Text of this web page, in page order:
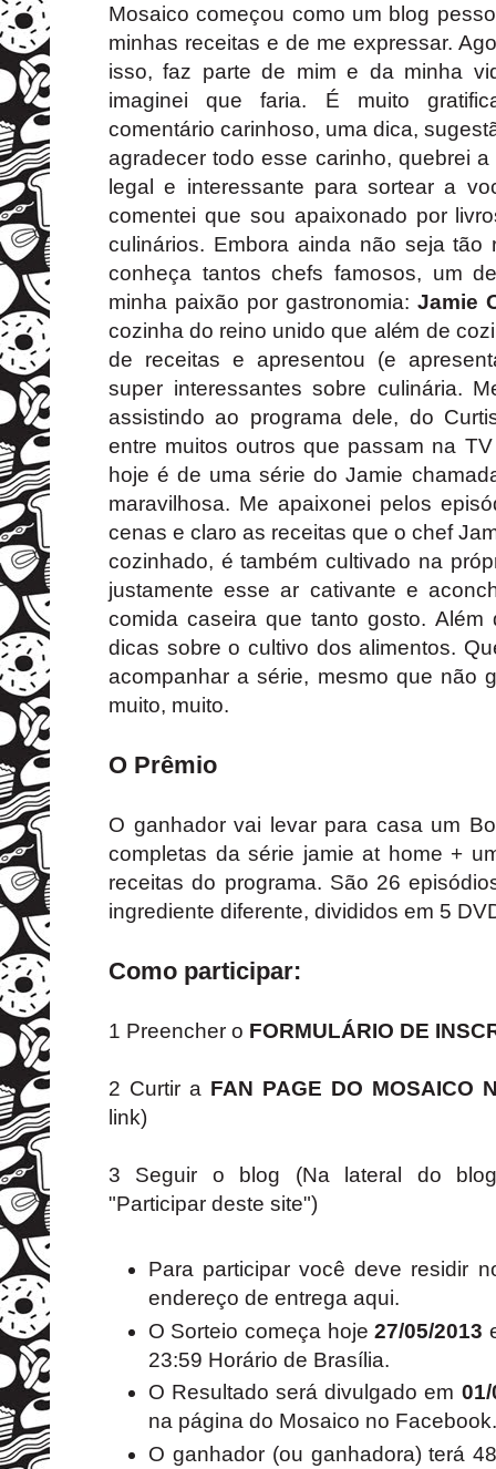
Mosaico começou como um blog
minhas receitas e de me expressar.
isso, faz parte de mim e da minha
imaginei que faria. É muito
comentário carinhoso, uma dica,
agradecer todo esse carinho, quebrei
legal e interessante para sortear a
comentei que sou apaixonado por
culinários. Embora ainda não seja
conheça tantos chefs famosos, um
minha paixão por gastronomia: Jamie
cozinha do reino unido que além de
de receitas e apresentou (e
super interessantes sobre culinária.
assistindo ao programa dele, do
entre muitos outros que passam na
hoje é de uma série do Jamie
maravilhosa. Me apaixonei pelos
cenas e claro as receitas que o chef
cozinhado, é também cultivado na
justamente esse ar cativante e
comida caseira que tanto gosto. Além
dicas sobre o cultivo dos alimentos.
acompanhar a série, mesmo que não
muito, muito.
O Prêmio
O ganhador vai levar para casa um
completas da série jamie at home +
receitas do programa. São 26
ingrediente diferente, divididos em 5
Como participar:
1 Preencher o FORMULÁRIO DE
2 Curtir a FAN PAGE DO MOSAICO
link)
3 Seguir o blog (Na lateral do
"Participar deste site")
Para participar você deve residir
endereço de entrega aqui.
O Sorteio começa hoje27/05/2013
23:59 Horário de Brasília.
O Resultado será divulgado em 01/
na página do Mosaico no Facebook.
O ganhador (ou ganhadora) terá